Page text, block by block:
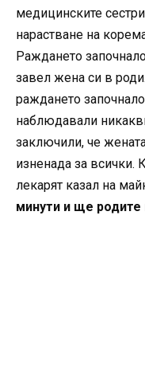
медицинските
нарастване на
Раждането
завел жена си в
раждането
наблюдавали
заключили, че
изненада за всички.
лекарят казал на
минути и ще родите